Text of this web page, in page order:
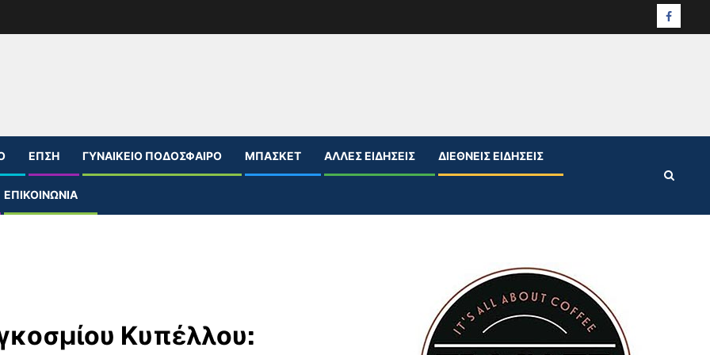
ΕΠΣΗ ΓΥΝΑΙΚΕΊΟ ΠΟΔΌΣΦΑΙΡΟ ΜΠΆΣΚΕΤ ΆΛΛΕΣ ΕΙΔΉΣΕΙΣ ΔΙΕΘΝΕΊΣ ΕΙΔΉΣΕΙΣ
ΕΠΙΚΟΙΝΩΝΊΑ
Κυπέλλου: